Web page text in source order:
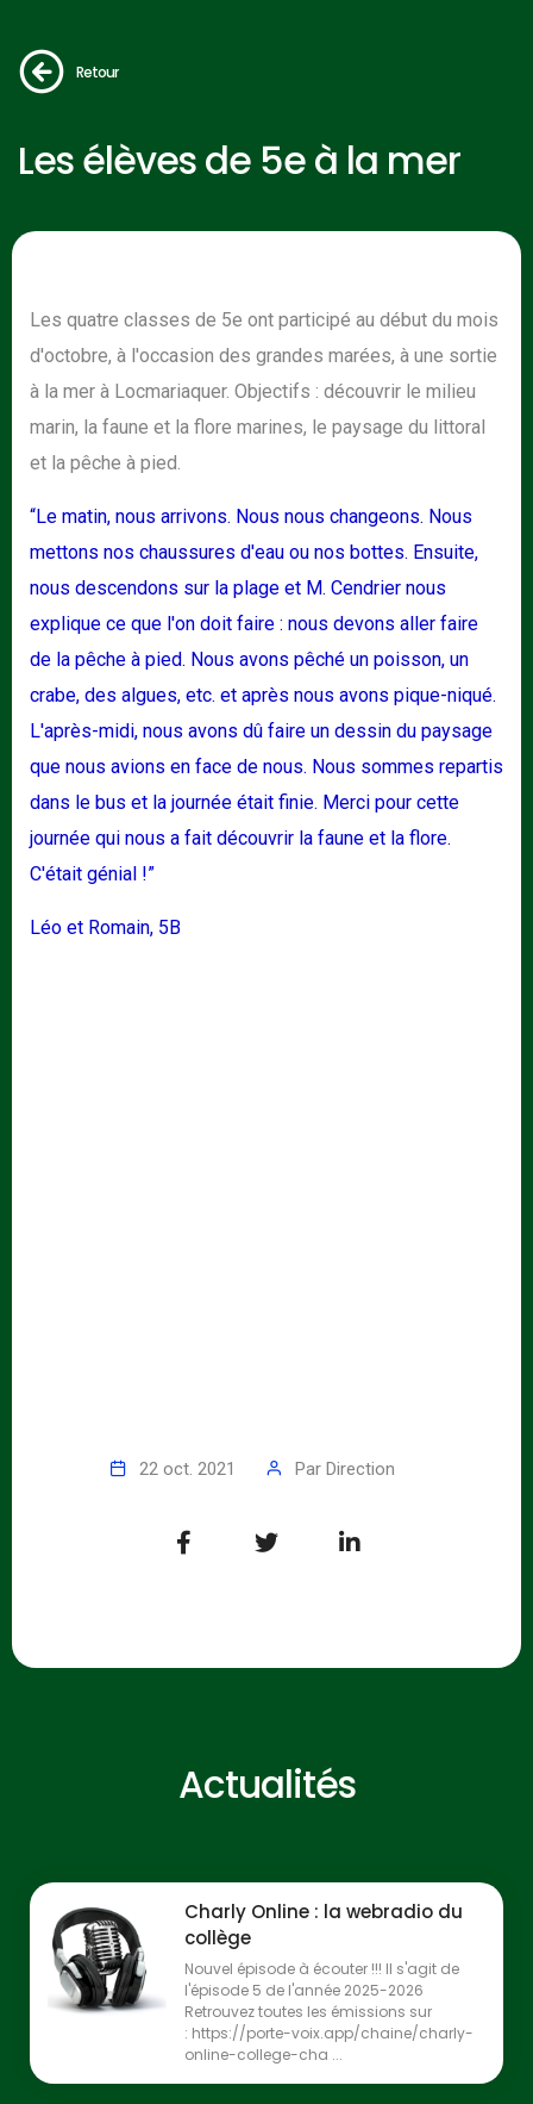
Retour
Les élèves de 5e à la mer
Les quatre classes de 5e ont participé au début du mois
d'octobre, à l'occasion des grandes marées, à une sortie
à la mer à Locmariaquer. Objectifs : découvrir le milieu
marin, la faune et la flore marines, le paysage du littoral
et la pêche à pied.
“Le matin, nous arrivons. Nous nous changeons. Nous
mettons nos chaussures d'eau ou nos bottes. Ensuite,
nous descendons sur la plage et M. Cendrier nous
explique ce que l'on doit faire : nous devons aller faire
de la pêche à pied. Nous avons pêché un poisson, un
crabe, des algues, etc. et après nous avons pique-niqué.
L'après-midi, nous avons dû faire un dessin du paysage
que nous avions en face de nous. Nous sommes repartis
dans le bus et la journée était finie. Merci pour cette
journée qui nous a fait découvrir la faune et la flore.
C'était génial !”
Léo et Romain, 5B
22 oct. 2021 Par Direction
Actualités
Charly Online : la webradio du
collège
Nouvel épisode à écouter !!! Il s'agit de
l'épisode 5 de l'année 2025-2026
Retrouvez toutes les émissions sur
: https://porte-voix.app/chaine/charly-
online-college-cha ...